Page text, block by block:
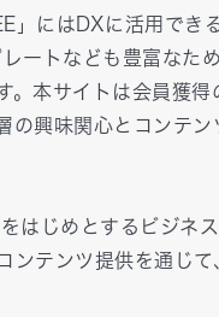
」にはDXに活用でき
ートなども豊富なた
本サイトは会員獲
の興味関心とコンテ
はじめとするビジネ
ンテンツ提供を通じ